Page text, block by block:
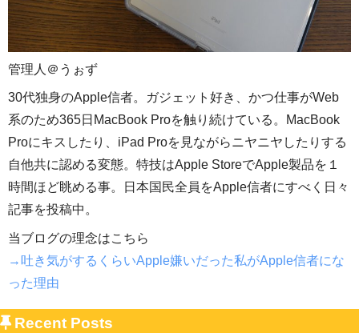
管理人＠うぉず
30代独身のApple信者。ガジェット好き、かつ仕事がWeb
系のため365日MacBook Proを触り続けている。MacBook
Proにキスしたり、iPad Proを見ながらニヤニヤしたりする
自他共に認める変態。特技はApple StoreでApple製品を１
時間ほど眺める事。日本国民全員をApple信者にすべく日々
記事を投稿中。
当ブログの理念はこちら
→吐き気がするくらいApple嫌いだった私がApple信者にな
った理由
Recent Posts